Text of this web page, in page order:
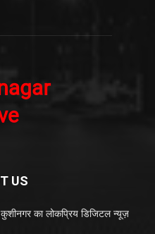
US
का लोकप्रिय डिजिटल न्यूज़